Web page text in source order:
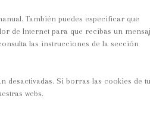
También puedes especificar que
de Internet para que recibas un
las instrucciones de la sección
desactivadas. Si borras las cookies de tu
webs.